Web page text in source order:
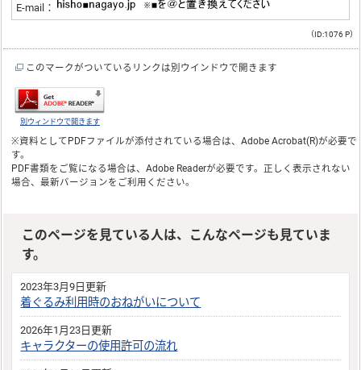
E-mail：
（ID:1076 P）
このマークがついているリンクは別ウインドウで開きます
別ウィンドウで開きます
※資料としてPDFファイルが添付されている場合は、Adobe Acrobat(R)が必要で
す。
PDF書類をご覧になる場合は、Adobe Readerが必要です。正しく表示されない
場合、最新バージョンをご利用ください。
このページを見ている人は、こんなページも見ていま
す。
2023年3月9日更新
着ぐるみ利用時のおねがいについて
2026年1月23日更新
キャラクターの使用許可の流れ